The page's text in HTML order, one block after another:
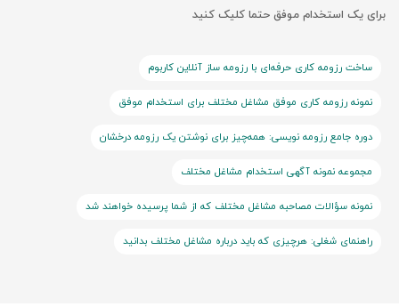
برای یک استخدام موفق حتما کلیک کنید
ساخت رزومه کاری حرفه‌ای با رزومه ساز آنلاین کاربوم
نمونه رزومه کاری موفق مشاغل مختلف برای استخدام موفق
دوره جامع رزومه نویسی: همه‌چیز برای نوشتن یک رزومه درخشان
مجموعه نمونه آگهی استخدام مشاغل مختلف
نمونه سؤالات مصاحبه مشاغل مختلف که از شما پرسیده خواهند شد
راهنمای شغلی: هرچیزی که باید درباره مشاغل مختلف بدانید